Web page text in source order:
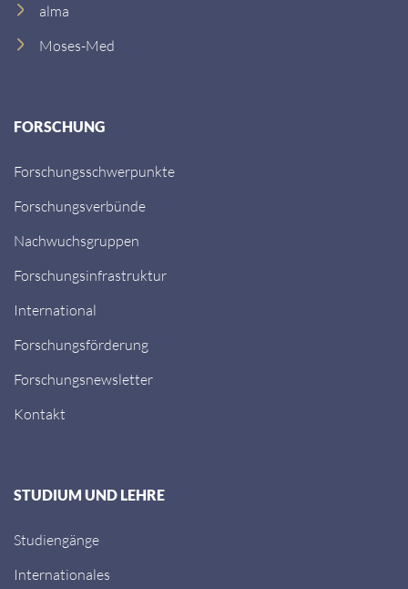
alma
Moses-Med
FORSCHUNG
Forschungsschwerpunkte
Forschungsverbünde
Nachwuchsgruppen
Forschungsinfrastruktur
International
Forschungsförderung
Forschungsnewsletter
Kontakt
STUDIUM UND LEHRE
Studiengänge
Internationales